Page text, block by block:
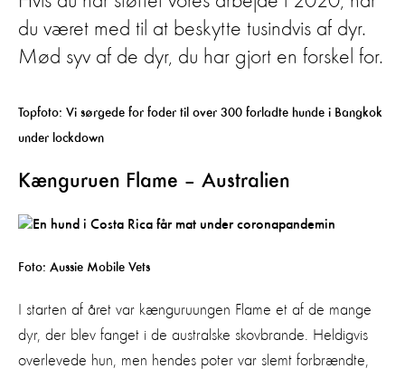
du været med til at beskytte tusindvis af dyr.
Mød syv af de dyr, du har gjort en forskel for.
Topfoto: Vi sørgede for foder til over 300 forladte hunde i Bangkok
under lockdown
Kænguruen Flame – Australien
Foto: Aussie Mobile Vets
I starten af året var kænguruungen Flame et af de mange
dyr, der blev fanget i de australske skovbrande. Heldigvis
overlevede hun, men hendes poter var slemt forbrændte,